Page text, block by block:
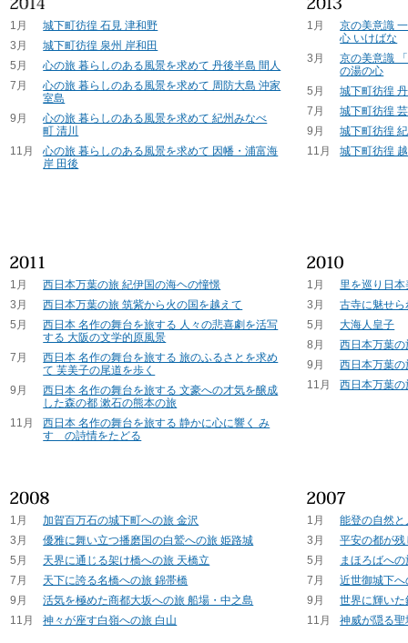
1月
城下町彷徨 石見 津和野
3月
城下町彷徨 泉州 岸和田
5月
心の旅 暮らしのある風景を求めて 丹後半島 間人
7月
心の旅 暮らしのある風景を求めて 周防大島 沖家
室島
9月
心の旅 暮らしのある風景を求めて 紀州みなべ
町 清川
11月
心の旅 暮らしのある風景を求めて 因幡・浦富海
岸 田後
1月
京の美意識
心 いけばな
3月
京の美意識
の湯の心
5月
城下町彷徨
7月
城下町彷徨
9月
城下町彷徨
11月
城下町彷徨
1月
西日本万葉の旅 紀伊国の海ヘの憧憬
3月
西日本万葉の旅 筑紫から火の国を越えて
5月
西日本 名作の舞台を旅する 人々の悲喜劇を活写
する 大阪の文学的原風景
7月
西日本 名作の舞台を旅する 旅のふるさとを求め
て 芙美子の尾道を歩く
9月
西日本 名作の舞台を旅する 文豪への才気を醸成
した森の都 漱石の熊本の旅
11月
西日本 名作の舞台を旅する 静かに心に響く み
すゞの詩情をたどる
1月
里を巡り日
3月
古寺に魅せ
5月
大海人皇子
8月
西日本万葉
9月
西日本万葉
11月
西日本万葉
1月
加賀百万石の城下町への旅 金沢
3月
優雅に舞い立つ播磨国の白鷲への旅 姫路城
5月
天界に通じる架け橋への旅 天橋立
7月
天下に誇る名橋への旅 錦帯橋
9月
活気を極めた商都大坂への旅 船場・中之島
11月
神々が座す白嶺への旅 白山
1月
能登の自然
3月
平安の都が
5月
まほろばへ
7月
近世御城下
9月
世界に輝い
11月
神威が隠る